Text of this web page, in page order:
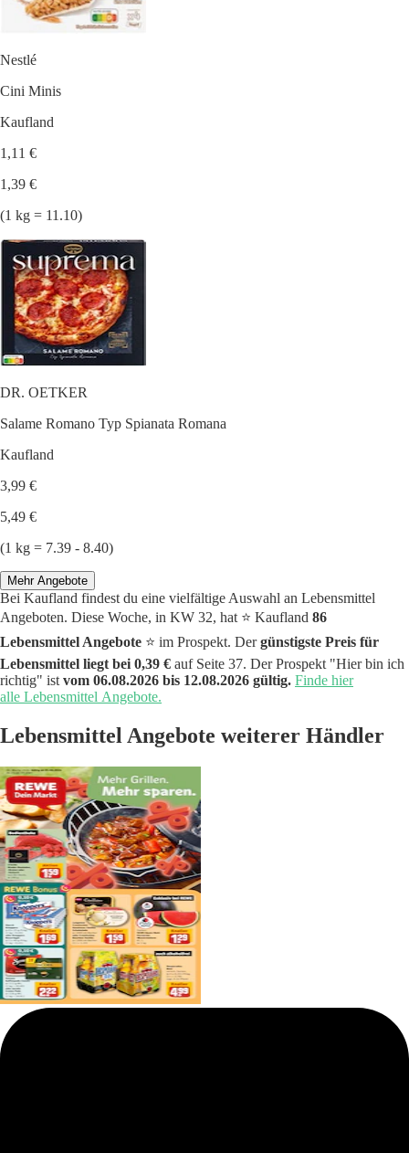
Nestlé
Cini Minis
Kaufland
1,11 €
1,39 €
(1 kg = 11.10)
DR. OETKER
Salame Romano Typ Spianata Romana
Kaufland
3,99 €
5,49 €
(1 kg = 7.39 - 8.40)
Mehr Angebote
Bei Kaufland findest du eine vielfältige Auswahl an Lebensmittel
Angeboten. Diese Woche, in KW 32, hat ⭐️ Kaufland 86
Lebensmittel Angebote ⭐️ im Prospekt. Dergünstigste Preis für
Lebensmittel liegt bei 0,39 € auf Seite 37. Der Prospekt "Hier bin ich
richtig" ist vom 06.08.2026 bis 12.08.2026 gültig. Finde hier
alle Lebensmittel Angebote.
Lebensmittel Angebote weiterer Händler